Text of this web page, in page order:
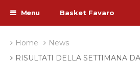
Menu Basket Favaro
Home
News
RISULTATI DELLA SETTIMANA